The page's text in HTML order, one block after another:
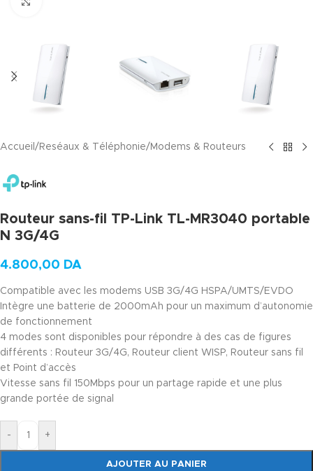
Accueil / Reséaux & Téléphonie/ Modems & Routeurs
Routeur sans-fil TP-Link TL-MR3040 portable
N 3G/4G
4.800,00 DA
Compatible avec les modems USB 3G/4G HSPA/UMTS/EVDO
Intègre une batterie de 2000mAh pour un maximum d’autonomie
de fonctionnement
4 modes sont disponibles pour répondre à des cas de figures
différents : Routeur 3G/4G, Routeur client WISP, Routeur sans fil
et Point d’accès
Vitesse sans fil 150Mbps pour un partage rapide et une plus
grande portée de signal
- +
AJOUTER AU PANIER